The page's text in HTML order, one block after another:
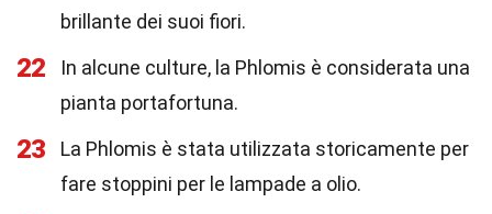
brillante dei suoi fiori.
22
In alcune culture, la Phlomis è considerata una
pianta portafortuna.
23
La Phlomis è stata utilizzata storicamente per
fare stoppini per le lampade a olio.